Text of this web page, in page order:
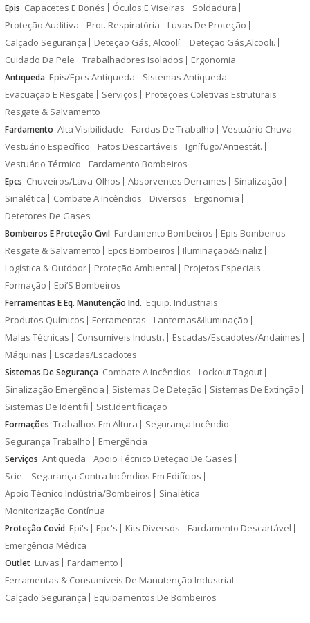
Epis Capacetes E Bonés Óculos E Viseiras
Soldadura
Proteção Auditiva
Prot. Respiratória
Luvas De Proteção
Calçado Segurança
Deteção Gás, Alcoolí.
Deteção Gás,Alcooli.
Cuidado Da Pele
Trabalhadores Isolados Ergonomia
Antiqueda Epis/Epcs Antiqueda
Sistemas Antiqueda
Evacuação E Resgate
Serviços
Proteções Coletivas Estruturais
Resgate & Salvamento
Fardamento Alta Visibilidade Fardas De Trabalho
Vestuário Chuva
Vestuário Específico
Fatos Descartáveis
Ignífugo/Antiestát.
Vestuário Térmico
Fardamento Bombeiros
Epcs Chuveiros/Lava-Olhos Absorventes Derrames
Sinalização
Sinalética
Combate A Incêndios Diversos
Ergonomia
Detetores De Gases
Bombeiros E Proteção Civil Fardamento Bombeiros
Epis Bombeiros
Resgate & Salvamento
Epcs Bombeiros
Iluminação&Sinaliz
Logística & Outdoor
Proteção Ambiental
Projetos Especiais
Formação
Epi’S Bombeiros
Ferramentas E Eq. Manutenção Ind. Equip. Industriais
Produtos Químicos
Ferramentas
Lanternas&Iluminação
Malas Técnicas
Consumíveis Industr.
Escadas/Escadotes/Andaimes
Máquinas
Escadas/Escadotes
Sistemas De Segurança Combate A Incêndios
Lockout Tagout
Sinalização Emergência
Sistemas De Deteção
Sistemas De Extinção
Sistemas De Identifi
Sist.Identificação
Formações Trabalhos Em Altura
Segurança Incêndio
Segurança Trabalho
Emergência
Serviços Antiqueda
Apoio Técnico Deteção De Gases
Scie – Segurança Contra Incêndios Em Edifícios
Apoio Técnico Indústria/Bombeiros
Sinalética
Monitorização Contínua
Proteção Covid Epi's Epc's Kits Diversos
Fardamento Descartável
Emergência Médica
Outlet Luvas
Fardamento
Ferramentas & Consumíveis De Manutenção Industrial
Calçado Segurança
Equipamentos De Bombeiros